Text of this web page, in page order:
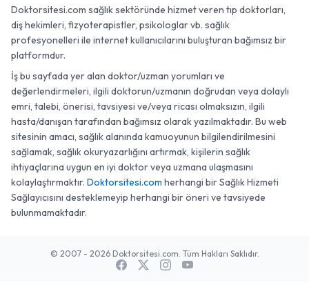
Doktorsitesi.com sağlık sektöründe hizmet veren tıp doktorları,
diş hekimleri, fizyoterapistler, psikologlar vb. sağlık
profesyonelleri ile internet kullanıcılarını buluşturan bağımsız bir
platformdur.
İş bu sayfada yer alan doktor/uzman yorumları ve
değerlendirmeleri, ilgili doktorun/uzmanın doğrudan veya dolaylı
emri, talebi, önerisi, tavsiyesi ve/veya ricası olmaksızın, ilgili
hasta/danışan tarafından bağımsız olarak yazılmaktadır. Bu web
sitesinin amacı, sağlık alanında kamuoyunun bilgilendirilmesini
sağlamak, sağlık okuryazarlığını artırmak, kişilerin sağlık
ihtiyaçlarına uygun en iyi doktor veya uzmana ulaşmasını
kolaylaştırmaktır. Doktorsitesi.com herhangi bir Sağlık Hizmeti
Sağlayıcısını desteklemeyip herhangi bir öneri ve tavsiyede
bulunmamaktadır.
© 2007 - 2026 Doktorsitesi.com. Tüm Hakları Saklıdır.